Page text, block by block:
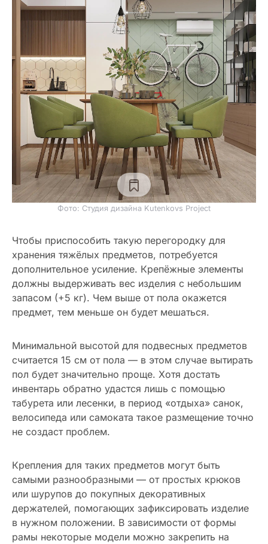
Фото: Студия дизайна Kutenkovs Project
Чтобы приспособить такую перегородку для
хранения тяжёлых предметов, потребуется
дополнительное усиление. Крепёжные элементы
должны выдерживать вес изделия с небольшим
запасом (+5 кг). Чем выше от пола окажется
предмет, тем меньше он будет мешаться.
Минимальной высотой для подвесных предметов
считается 15 см от пола — в этом случае вытирать
пол будет значительно проще. Хотя достать
инвентарь обратно удастся лишь с помощью
табурета или лесенки, в период «отдыха» санок,
велосипеда или самоката такое размещение точно
не создаст проблем.
Крепления для таких предметов могут быть
самыми разнообразными — от простых крюков
или шурупов до покупных декоративных
держателей, помогающих зафиксировать изделие
в нужном положении. В зависимости от формы
рамы некоторые модели можно закрепить на